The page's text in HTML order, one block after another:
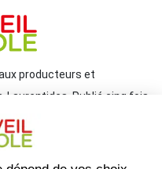
producteurs et
Publié cinq fois
de l'actualité et des grands